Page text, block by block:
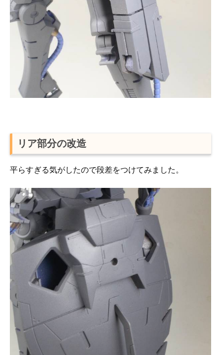
リア部分の改造
平らすぎる気がしたので段差をつけてみました。